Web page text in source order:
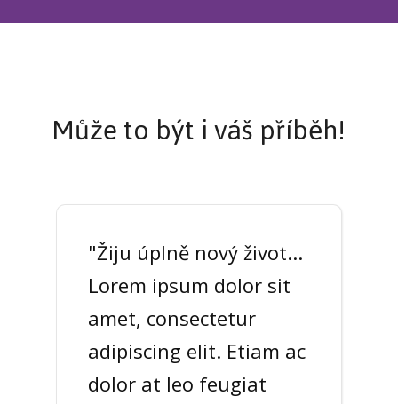
Může to být i váš příběh!
"Žiju úplně nový život...
Lorem ipsum dolor sit
amet, consectetur
adipiscing elit. Etiam ac
dolor at leo feugiat
"Konečně se ráno
dokážu podívat
do zrcadla a usmát se
na sebe.... Lorem ipsum
dolor sit amet,